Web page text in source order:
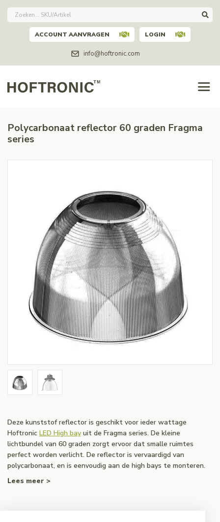
info@hoftronic.com
ACCOUNT AANVRAGEN LOGIN
Polycarbonaat reflector 60 graden Fragma
series
Deze kunststof reflector is geschikt voor ieder wattage
Hoftronic LED High bay uit de Fragma series. De kleine
lichtbundel van 60 graden zorgt ervoor dat smalle ruimtes
perfect worden verlicht. De reflector is vervaardigd van
polycarbonaat, en is eenvoudig aan de high bays te monteren.
Lees meer >